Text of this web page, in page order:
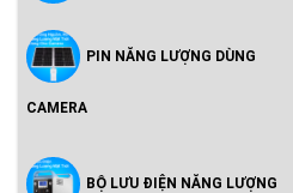
PIN NĂNG LƯỢNG DÙNG
CAMERA
BỘ LƯU ĐIỆN NĂNG LƯỢNG